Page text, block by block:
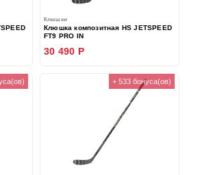
Клюшки
Клюшка композитная HS JETSPEED
FT9 PRO IN
30 490 Р
+ 533 бонуса(ов)